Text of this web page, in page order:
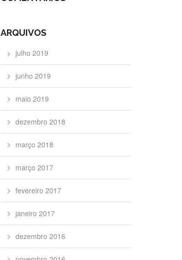
ARQUIVOS
julho 2019
junho 2019
maio 2019
dezembro 2018
março 2018
março 2017
fevereiro 2017
janeiro 2017
dezembro 2016